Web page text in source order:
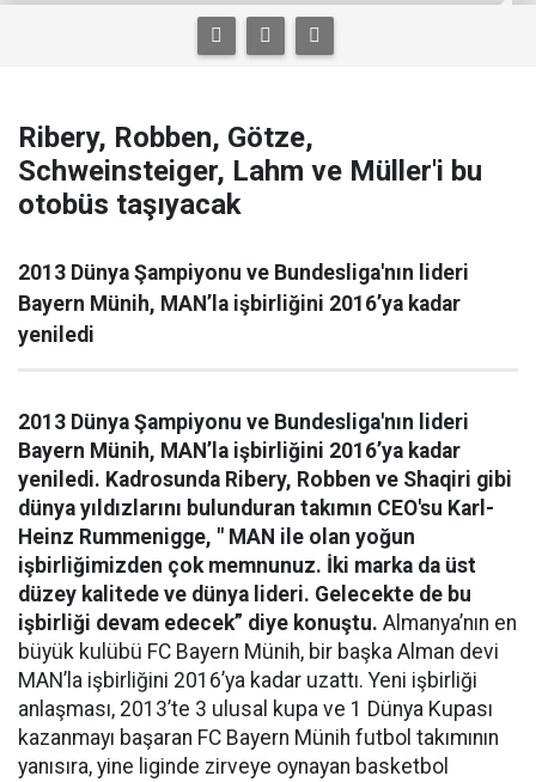
Ribery, Robben, Götze,
Schweinsteiger, Lahm ve Müller'i bu
otobüs taşıyacak
2013 Dünya Şampiyonu ve Bundesliga'nın lideri
Bayern Münih, MAN’la işbirliğini 2016’ya kadar
yeniledi
2013 Dünya Şampiyonu ve Bundesliga'nın lideri
Bayern Münih, MAN’la işbirliğini 2016’ya kadar
yeniledi. Kadrosunda Ribery, Robben ve Shaqiri gibi
dünya yıldızlarını bulunduran takımın CEO'su Karl-
Heinz Rummenigge, " MAN ile olan yoğun
işbirliğimizden çok memnunuz. İki marka da üst
düzey kalitede ve dünya lideri. Gelecekte de bu
işbirliği devam edecek” diye konuştu. Almanya’nın en
büyük kulübü FC Bayern Münih, bir başka Alman devi
MAN’la işbirliğini 2016’ya kadar uzattı. Yeni işbirliği
anlaşması, 2013’te 3 ulusal kupa ve 1 Dünya Kupası
kazanmayı başaran FC Bayern Münih futbol takımının
yanısıra, yine liginde zirveye oynayan basketbol